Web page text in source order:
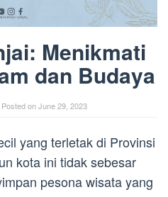
Menikmati
dan Budaya
Posted onJune 29, 2023
yang terletak di Provinsi
kota ini tidak sebesar
pesona wisata yang